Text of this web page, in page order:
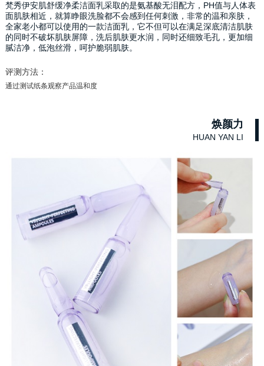
梵秀伊安肌舒缓净柔洁面乳采取的是氨基酸无泪配方，PH值与人体表
面肌肤相近，就算睁眼洗脸都不会感到任何刺激，非常的温和亲肤，
全家老小都可以使用的一款洁面乳，它不但可以在满足深底清洁肌肤
的同时不破坏肌肤屏障，洗后肌肤更水润，同时还细致毛孔，更加细
腻洁净，低泡丝滑，呵护脆弱肌肤。
评测方法：
通过测试纸条观察产品温和度
焕颜力
HUAN YAN LI